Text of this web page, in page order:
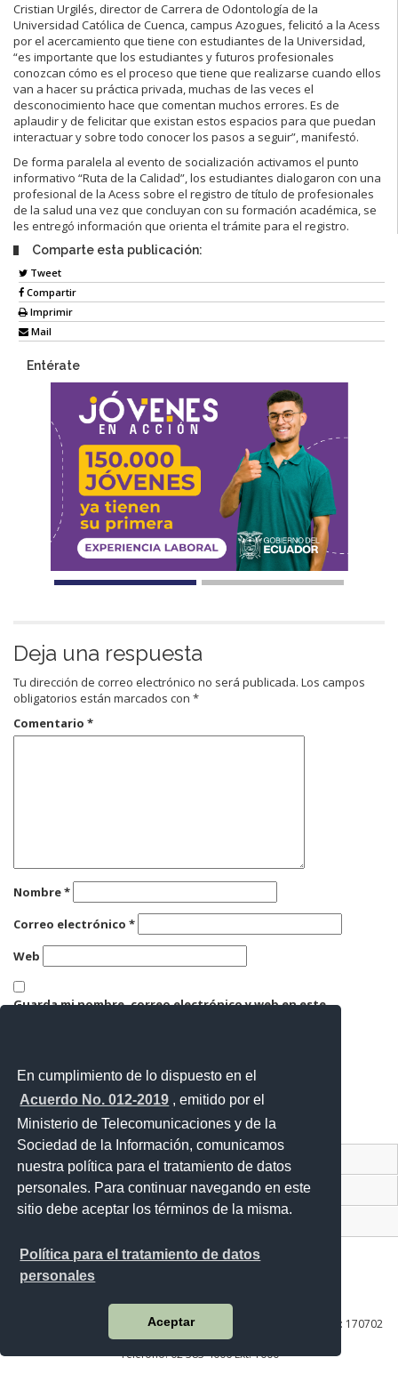
En cumplimiento de lo dispuesto en el
Acuerdo No. 012-2019 , emitido por el
Ministerio de Telecomunicaciones y de la
Sociedad de la Información, comunicamos
nuestra política para el tratamiento de datos
personales. Para continuar navegando en este
sitio debe aceptar los términos de la misma.
Política para el tratamiento de datos
personales
Aceptar
Cristian Urgilés, director de Carrera de Odontología de la
Universidad Católica de Cuenca, campus Azogues, felicitó a la Acess
por el acercamiento que tiene con estudiantes de la Universidad,
“es importante que los estudiantes y futuros profesionales
conozcan cómo es el proceso que tiene que realizarse cuando ellos
van a hacer su práctica privada, muchas de las veces el
desconocimiento hace que comentan muchos errores. Es de
aplaudir y de felicitar que existan estos espacios para que puedan
interactuar y sobre todo conocer los pasos a seguir”, manifestó.
De forma paralela al evento de socialización activamos el punto
informativo “Ruta de la Calidad”, los estudiantes dialogaron con una
profesional de la Acess sobre el registro de título de profesionales
de la salud una vez que concluyan con su formación académica, se
les entregó información que orienta el trámite para el registro.
Comparte esta publicación:
Tweet
Compartir
Imprimir
Mail
Entérate
Deja una respuesta
Tu dirección de correo electrónico no será publicada. Los campos
obligatorios están marcados con *
Comentario *
Nombre*
Correo electrónico *
Web
Guarda mi nombre, correo electrónico y web en este
Contacto Ciudadano Digital
Portal Trámites Ciudadanos
Sistema Nacional de Información (SNI)
Av. Lira Ňan entre Amaru Ňan y Quitumbe Ñan
Plataforma Gubernamental de Desarrollo Social | Código Postal: 170702
| Quito - Ecuador
Teléfono: 02 383 4006 Ext. 1000